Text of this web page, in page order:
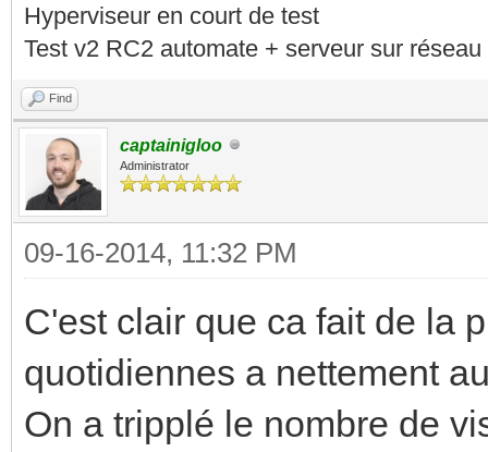
Hyperviseur en court de test
Test v2 RC2 automate + serveur sur
Find
captainigloo
Administrator
09-16-2014, 11:32 PM
C'est clair que ca fait de la
quotidiennes a nettement
On a tripplé le nombre de